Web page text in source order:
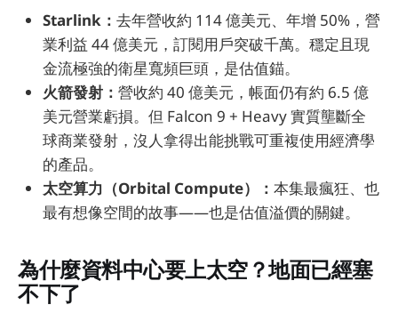
Starlink： 去年營收約 114 億美元、年增 50%，營
業利益 44 億美元，訂閱用戶突破千萬。穩定且現
金流極強的衛星寬頻巨頭，是估值錨。
火箭發射： 營收約 40 億美元，帳面仍有約 6.5 億
美元營業虧損。但 Falcon 9 + Heavy 實質壟斷全
球商業發射，沒人拿得出能挑戰可重複使用經濟學
的產品。
太空算力（Orbital Compute）： 本集最瘋狂、也
最有想像空間的故事——也是估值溢價的關鍵。
為什麼資料中心要上太空？地面已經塞
不下了